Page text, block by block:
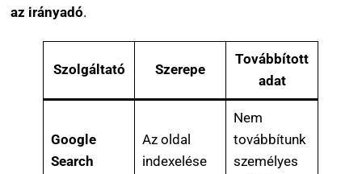
az irányadó.
Szolgáltató Szerepe
Továbbított
adat
Google
Search
Az oldal
indexelése
Nem
továbbítunk
személyes